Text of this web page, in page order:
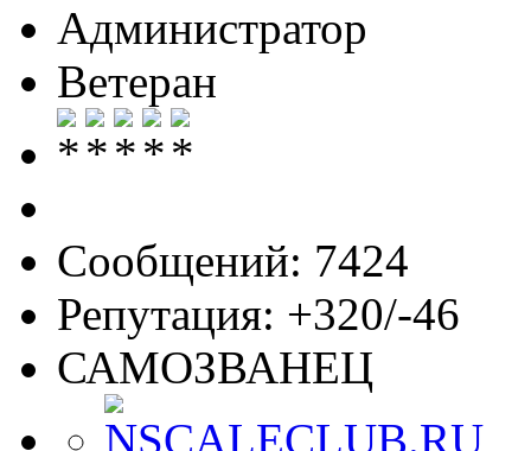
Администратор
Ветеран
Сообщений: 7424
Репутация: +320/-46
САМОЗВАНЕЦ